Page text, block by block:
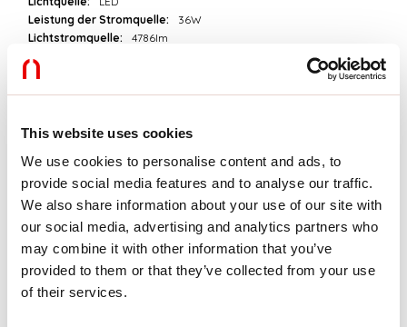
This website uses cookies
We use cookies to personalise content and ads, to
provide social media features and to analyse our traffic.
We also share information about your use of our site with
our social media, advertising and analytics partners who
may combine it with other information that you’ve
provided to them or that they’ve collected from your use
of their services.
Leistung der Stromquelle:
36W
Lichtstromquelle:
4786lm
Farbtoleranz:
3 Step MacAdam
Download
AUSZUG AUS DEM KATALOG